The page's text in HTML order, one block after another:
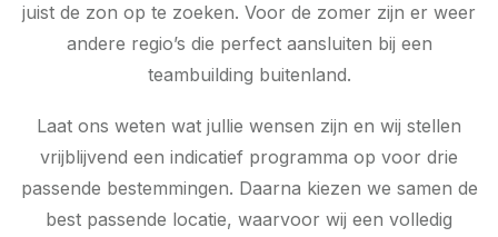
juist de zon op te zoeken. Voor de zomer zijn er weer
andere regio’s die perfect aansluiten bij een
teambuilding buitenland.
Laat ons weten wat jullie wensen zijn en wij stellen
vrijblijvend een indicatief programma op voor drie
passende bestemmingen. Daarna kiezen we samen de
best passende locatie, waarvoor wij een volledig